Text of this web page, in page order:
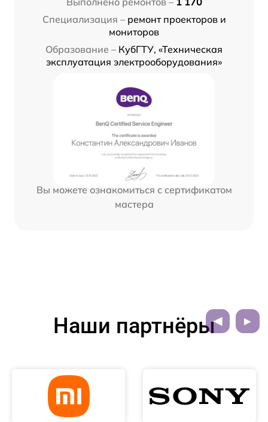
Специализация – ремонт проекторов и
мониторов
Образование – КубГТУ, «Техническая
эксплуатация электрооборудования»
Вы можете ознакомиться с сертификатом
мастера
Наши партнёры